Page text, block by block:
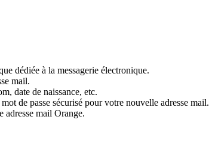
dédiée à la messagerie électronique.
mail.
date de naissance, etc.
de passe sécurisé pour votre nouvelle adresse mail.
adresse mail Orange.